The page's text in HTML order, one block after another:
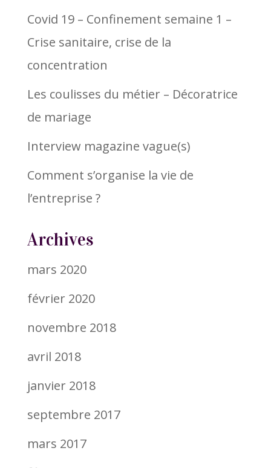
Covid 19 – Confinement semaine 1 –
Crise sanitaire, crise de la
concentration
Les coulisses du métier – Décoratrice
de mariage
Interview magazine vague(s)
Comment s’organise la vie de
l’entreprise ?
Archives
mars 2020
février 2020
novembre 2018
avril 2018
janvier 2018
septembre 2017
mars 2017